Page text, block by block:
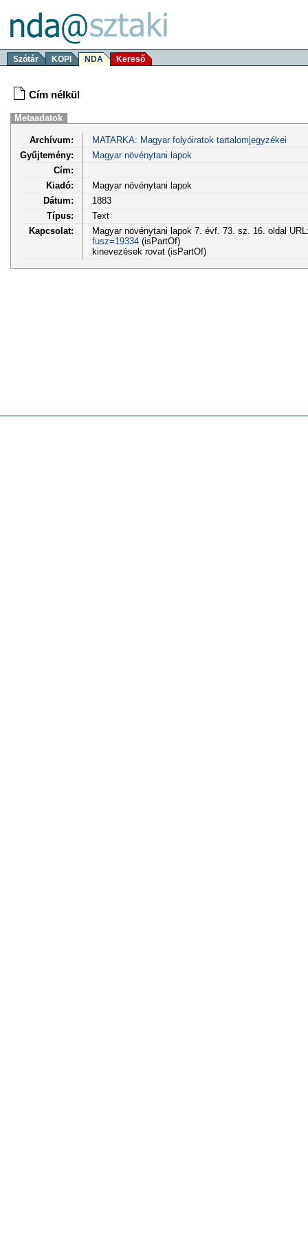
Szótár KOPI NDA Kereső
Cím nélkül
Metaadatok
Archívum:
MATARKA: Magyar folyóiratok tartalomjegyzékei
Gyűjtemény:
Magyar növénytani lapok
Cím:
Kiadó:
Magyar növénytani lapok
Dátum:
1883
Típus:
Text
Kapcsolat:
Magyar növénytani lapok 7. évf. 73. sz. 16. oldal
fusz=19334(isPartOf)
kinevezések rovat (isPartOf)